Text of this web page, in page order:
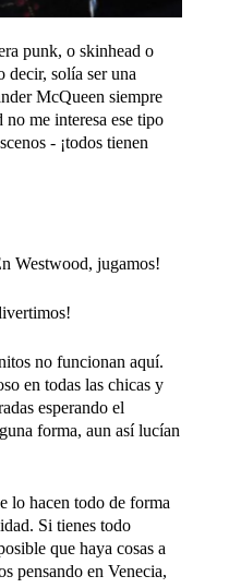
punk, o skinhead o
decir, solía ser una
McQueen siempre
me interesa ese tipo
- ¡todos tienen
Westwood, jugamos!
no funcionan aquí.
en todas las chicas y
esperando el
forma, aun así lucían
lo hacen todo de forma
Si tienes todo
que haya cosas a
pensando en Venecia,